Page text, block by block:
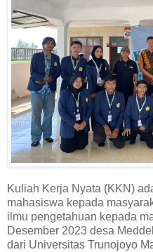
Kuliah Kerja Nyata (KKN)
mahasiswa kepada
ilmu pengetahuan kepada
Desember 2023 desa
dari Universitas Trunojoyo